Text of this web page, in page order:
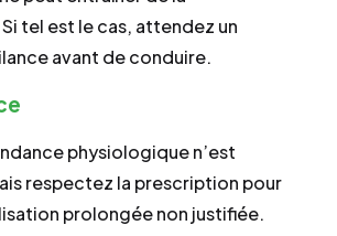
tel est le cas, attendez un
avant de conduire.
physiologique n’est
respectez la prescription pour
prolongée non justifiée.